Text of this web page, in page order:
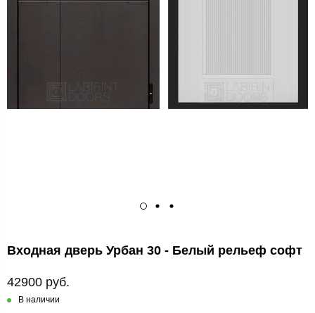
Входная дверь Урбан 30 - Белый рельеф софт
42900 руб.
В наличии